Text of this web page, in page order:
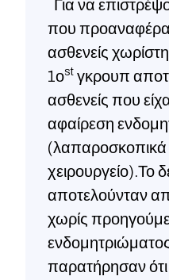
Για να
που
ασθενείς
1οst γκρουπ
ασθενείς που
αφαίρεση
(λαπαροσκοπικά
χειρουργείο).Το
αποτελούνταν
χωρίς
παρατήρησαν ότι